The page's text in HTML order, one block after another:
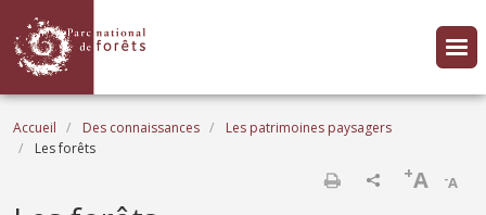
Fil d'Ariane
Accueil Des connaissances
Les patrimoines paysagers
Les forêts
-A
+A